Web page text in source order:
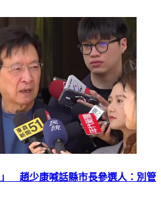
趙少康喊話縣市長參選人：別管